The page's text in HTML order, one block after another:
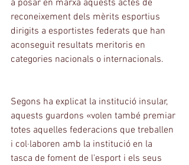
a posar en marxa aquests actes de
reconeixement dels mèrits esportius
dirigits a esportistes federats que han
aconseguit resultats meritoris en
categories nacionals o internacionals.
Segons ha explicat la institució insular,
aquests guardons «volen també premiar
totes aquelles federacions que treballen
i col·laboren amb la institució en la
tasca de foment de l'esport i els seus